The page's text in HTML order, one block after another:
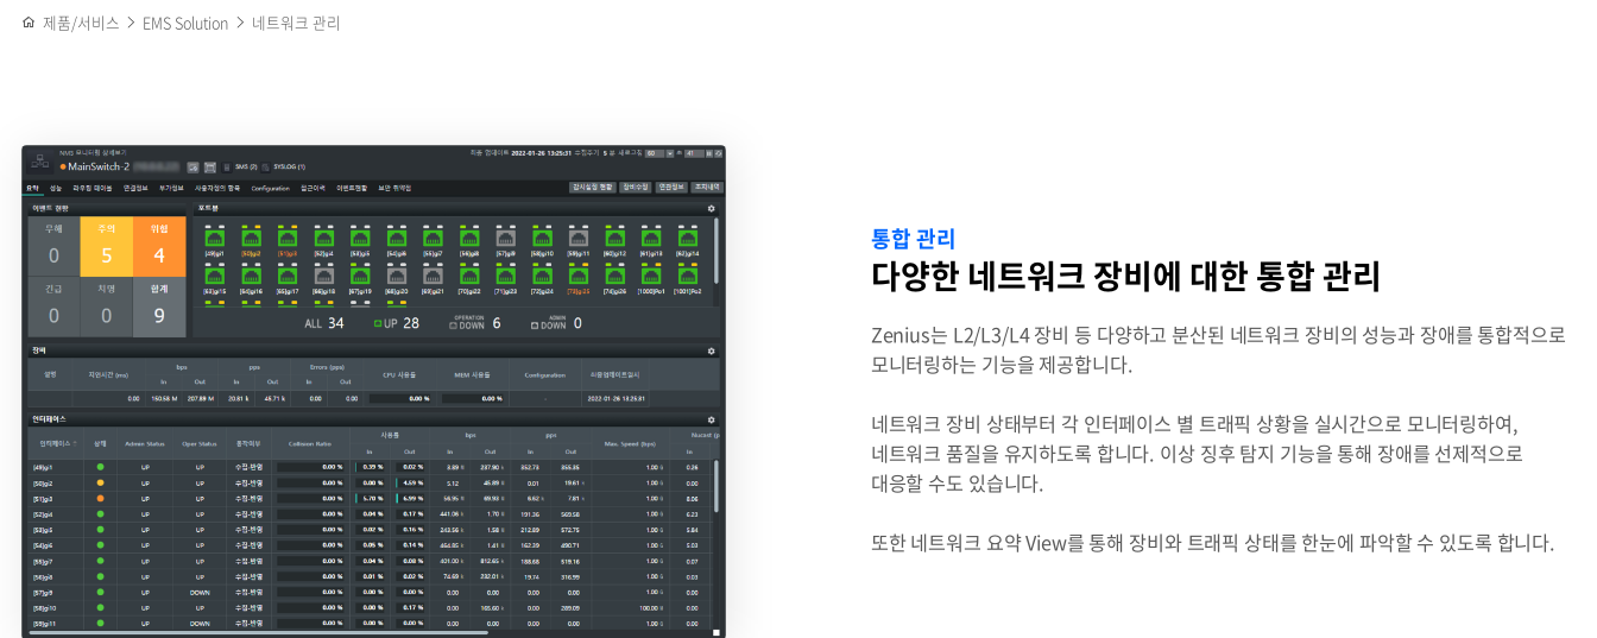
제품/서비스 EMS Solution 네트워크 관리
통합 관리
다양한 네트워크 장비에 대한 통합 관리
Zenius는 L2/L3/L4 장비 등 다양하고 분산된 네트워크 장비의 성능과 장애를 통합적으로
모니터링하는 기능을 제공합니다.
네트워크 장비 상태부터 각 인터페이스 별 트래픽 상황을 실시간으로 모니터링하여,
네트워크 품질을 유지하도록 합니다. 이상 징후 탐지 기능을 통해 장애를 선제적으로
대응할 수도 있습니다.
또한 네트워크 요약 View를 통해 장비와 트래픽 상태를 한눈에 파악할 수 있도록 합니다.